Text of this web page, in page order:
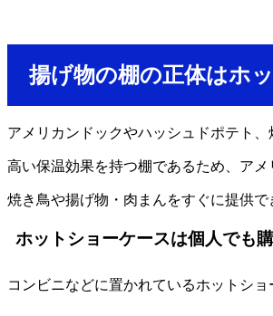
揚げ物の棚の正体はホ
アメリカンドックやハッシュドポテト
高い保温効果を持つ棚であるため、ア
焼き鳥や揚げ物・肉まんをすぐに提供
ホットショーケースは個人でも
コンビニなどに置かれているホットシ